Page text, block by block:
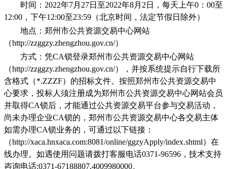
时间： 2022年7月 27日至2022年8月 2 日，每天上午0：00至
12:00，下午12:00至23:59（北京时间，法定节假日除外）
地点：郑州市公共资源交易中心网站
（http://zzggzy.zhengzhou.gov.cn/）
方式：凭CA锁登录郑州市公共资源交易中心网站
（http://zzggzy.zhengzhou.gov.cn/），并按系统提示自行下载所
含格式（*.ZZZF）的招标文件。按照郑州市公共资源交易中
心要求，投标人须注册成为郑州市公共资源交易中心网站会员
并取得CA锁后，才能通过公共资源交易平台参与交易活动，
尚未办理企业CA锁的，郑州市公共资源交易中心各交易主体
如需办理CA锁业务的，可通过以下链接：
（http://xaca.hnxaca.com:8081/online/ggzyApply/index.shtml）在
线办理。如遇使用问题请拨打客服电话0371-96596，技术支持
咨询电话:0371-67188807,4009980000。